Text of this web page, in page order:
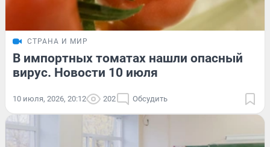
СТРАНА И МИР
В импортных томатах нашли опасный
вирус. Новости 10 июля
10 июля, 2026, 20:12 202 Обсудить